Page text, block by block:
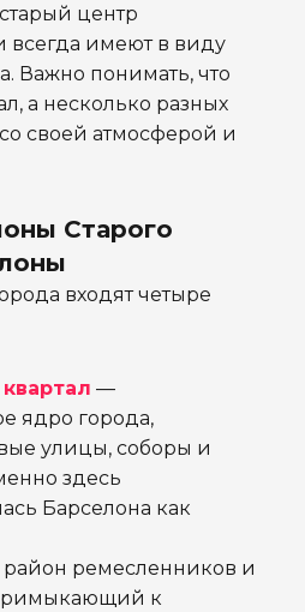
центр
всегда имеют в виду
Важно понимать, что
а несколько разных
своей атмосферой и
Старого
входят четыре
—
ядро города,
улицы, соборы и
здесь
Барселона как
ремесленников и
к